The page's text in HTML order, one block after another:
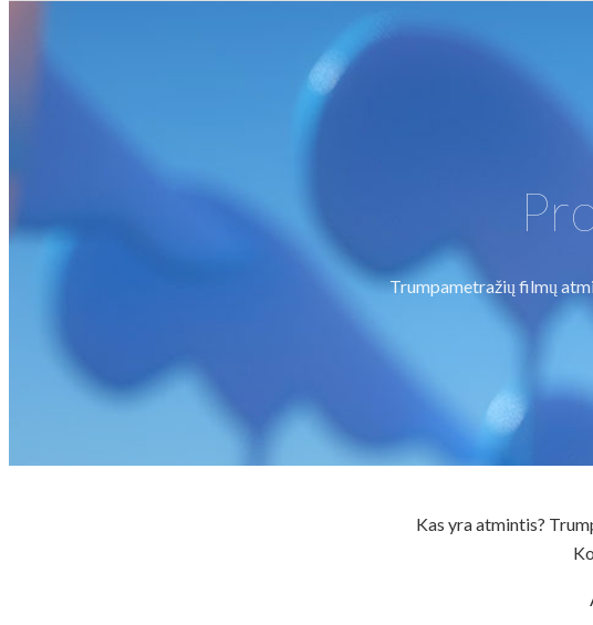
Trumpametražių filmų
Kas yra atmintis?